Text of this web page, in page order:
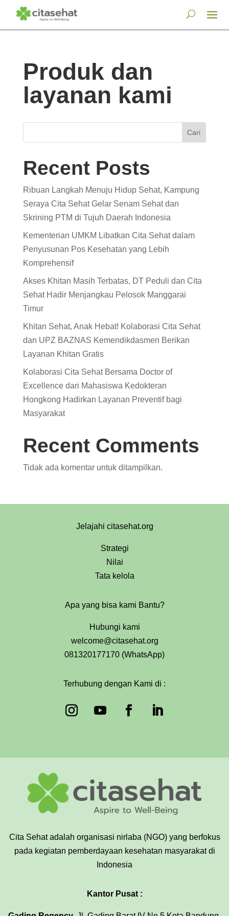
Produk dan
layanan kami
Cari
Recent Posts
Ribuan Langkah Menuju Hidup Sehat, Kampung
Seraya Cita Sehat Gelar Senam Sehat dan
Skrining PTM di Tujuh Daerah Indonesia
Kementerian UMKM Libatkan Cita Sehat dalam
Penyusunan Pos Kesehatan yang Lebih
Komprehensif
Akses Khitan Masih Terbatas, DT Peduli dan Cita
Sehat Hadir Menjangkau Pelosok Manggarai
Timur
Khitan Sehat, Anak Hebat! Kolaborasi Cita Sehat
dan UPZ BAZNAS Kemendikdasmen Berikan
Layanan Khitan Gratis
Kolaborasi Cita Sehat Bersama Doctor of
Excellence dari Mahasiswa Kedokteran
Hongkong Hadirkan Layanan Preventif bagi
Masyarakat
Recent Comments
Tidak ada komentar untuk ditampilkan.
Jelajahi citasehat.org
Strategi
Nilai
Tata kelola
Apa yang bisa kami Bantu?
Hubungi kami
welcome@citasehat.org
081320177170 (WhatsApp)
Terhubung dengan Kami di :
Cita Sehat adalah organisasi nirlaba (NGO) yang berfokus
pada kegiatan pemberdayaan kesehatan masyarakat di
Indonesia
Kantor Pusat :